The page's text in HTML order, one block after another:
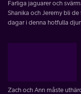
Farliga jaguarer och
Shanika och Jeremy bli
dagar i denna hotfulla
Zach och Ann måste